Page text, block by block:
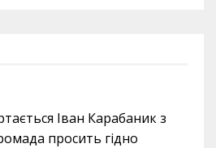
Іван Карабаник з
просить гідно